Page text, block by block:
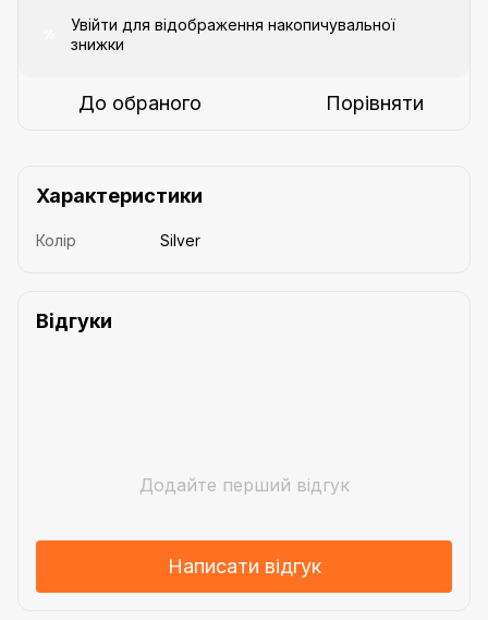
Увійти для відображення накопичувальної
знижки
До обраного Порівняти
Характеристики
Колір Silver
Відгуки
Додайте перший відгук
Написати відгук